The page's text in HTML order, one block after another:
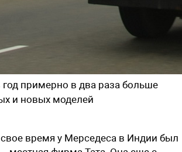
год примерно в два раза больше
и новых моделей
свое время у Мерседеса в Индии был